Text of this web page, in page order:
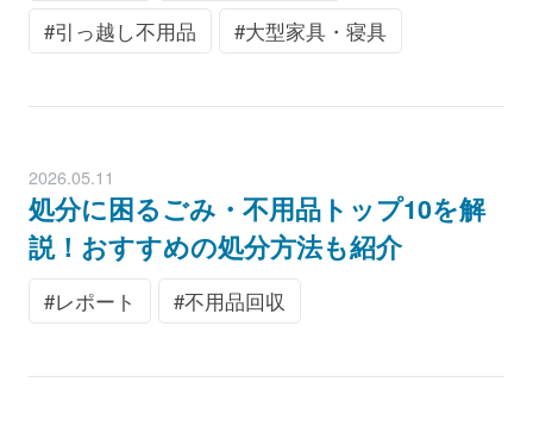
引っ越し不用品
大型家具・寝具
2026.05.11
処分に困るごみ・不用品トップ10を解
説！おすすめの処分方法も紹介
レポート 不用品回収